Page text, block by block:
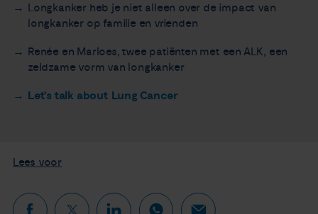
Longkanker heb je niet alleen over de impact van
longkanker op familie en vrienden
Renée en Marloes, twee patiënten met een ALK, een
zeldzame vorm van longkanker
Let's talk about Lung Cancer
Lees voor